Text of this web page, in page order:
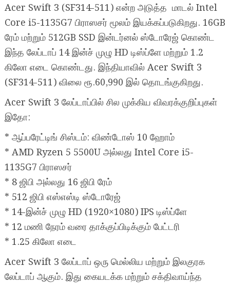
Acer Swift 3 (SF314-511) என்ற அடுத்த மாடல் Intel
Core i5-1135G7 பிராஸசர் மூலம் இயக்கப்படுகிறது. 16GB
ரேம் மற்றும் 512GB SSD இன்டர்னல் ஸ்டோரேஜ் கொண்ட
இந்த லேப்டாப் 14 இன்ச் முழு HD டிஸ்ப்ளே மற்றும் 1.2
கிலோ எடை கொண்டது. இந்தியாவில் Acer Swift 3
(SF314-511) விலை ரூ.60,990 இல் தொடங்குகிறது.
Acer Swift 3 லேப்டாப்பில் சில முக்கிய விவரக்குறிப்புகள்
இதோ:
* ஆப்பரேட்டிங் சிஸ்டம்: விண்டோஸ் 10 ஹோம்
* AMD Ryzen 5 5500U அல்லது Intel Core i5-
1135G7 பிராஸசர்
* 8 ஜிபி அல்லது 16 ஜிபி ரேம்
* 512 ஜிபி எஸ்எஸ்டி ஸ்டோரேஜ்
* 14-இன்ச் முழு HD (1920×1080) IPS டிஸ்ப்ளே
* 12 மணி நேரம் வரை தாக்குப்பிடிக்கும் பேட்டரி
* 1.25 கிலோ எடை
Acer Swift 3 லேப்டாப் ஒரு மெல்லிய மற்றும் இலகுரக
லேப்டாப் ஆகும். இது கையடக்க மற்றும் சக்திவாய்ந்த